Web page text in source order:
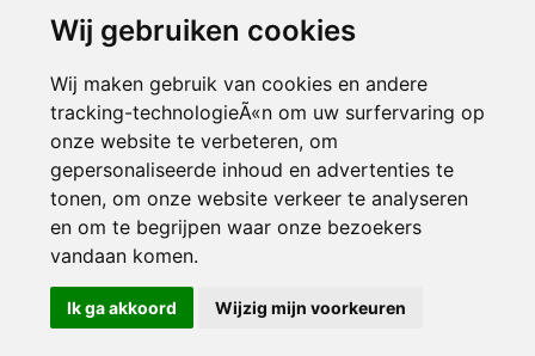
Wij gebruiken cookies
Wij maken gebruik van cookies en andere
tracking-technologieÃ«n om uw surfervaring op
onze website te verbeteren, om
gepersonaliseerde inhoud en advertenties te
tonen, om onze website verkeer te analyseren
en om te begrijpen waar onze bezoekers
vandaan komen.
Ik ga akkoord Wijzig mijn voorkeuren
de code te wijzigen.
© 2000-2026 UFE Media:Managersonline.nl|Brisk magazine
Partners:Autowereld.com